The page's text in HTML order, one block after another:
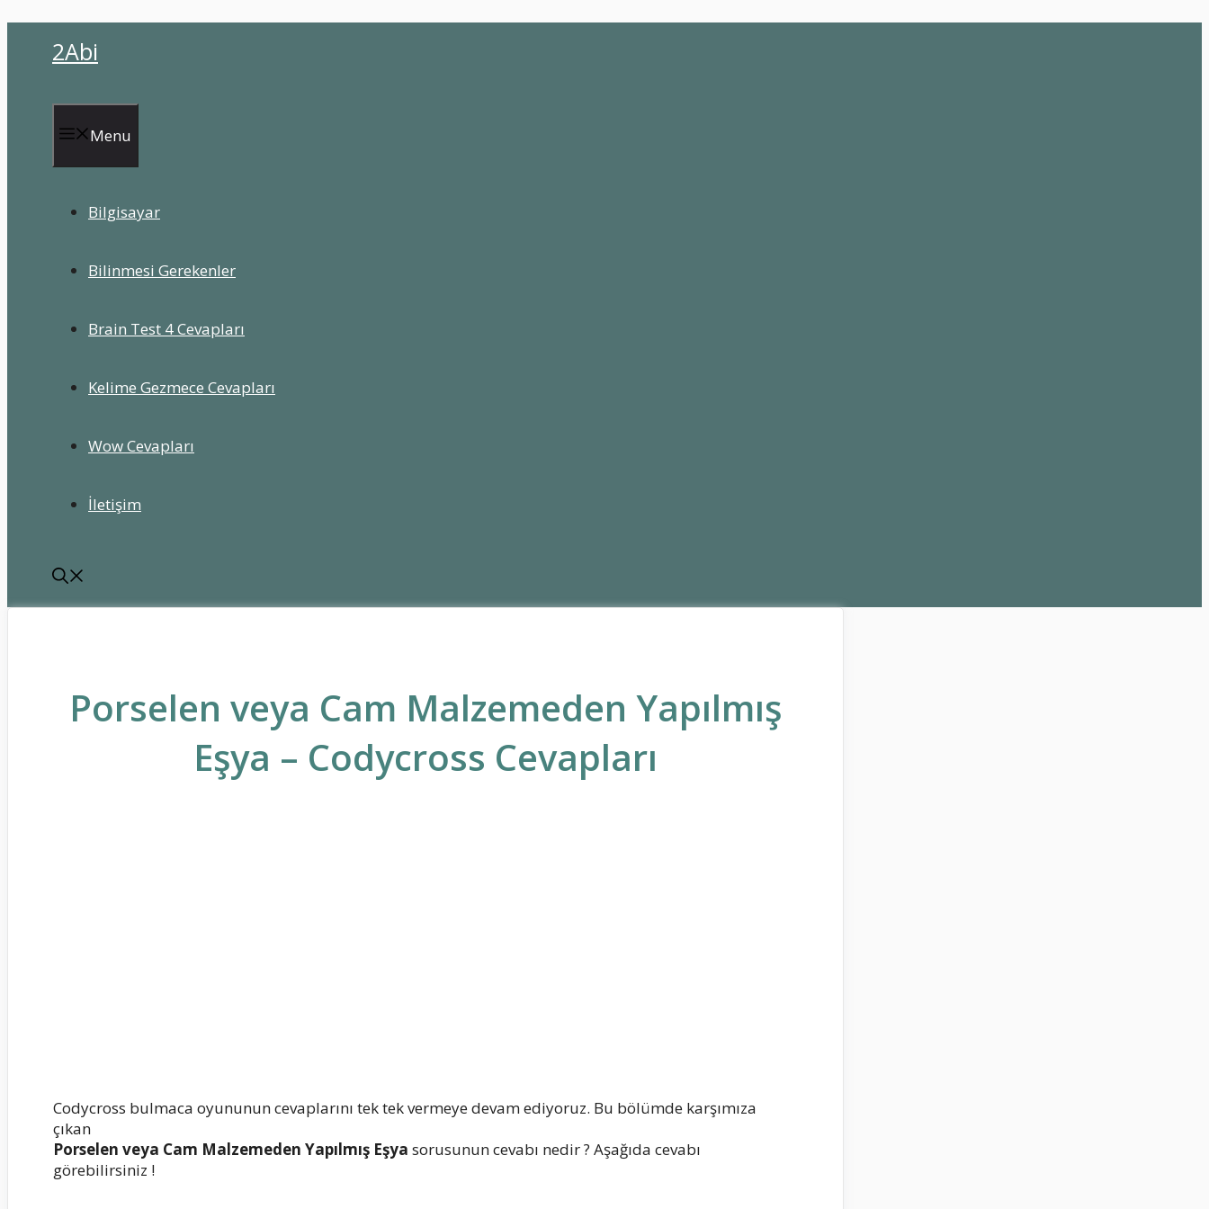
2Abi
Menu
Bilgisayar
Bilinmesi Gerekenler
Brain Test 4 Cevapları
Kelime Gezmece Cevapları
Wow Cevapları
İletişim
Porselen veya Cam Malzemeden Yapılmış
Eşya – Codycross Cevapları
Codycross bulmaca oyununun cevaplarını tek tek vermeye devam ediyoruz. Bu bölümde karşımıza
çıkan
Porselen veya Cam Malzemeden Yapılmış Eşya sorusunun cevabı nedir ? Aşağıda cevabı
görebilirsiniz !